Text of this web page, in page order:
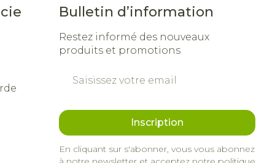
Bulletin d’information
Restez informé des nouveaux
produits et promotions
Inscription
En cliquant sur s'abonner, vous vous abonnez